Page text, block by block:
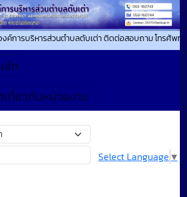
ารบริหารส่วนตำบลตับเต่า ติดต่อสอบถาม โทรศัพท์.
ลัก
เกี่ยวกับหน่วยงาน
Select Language ▼